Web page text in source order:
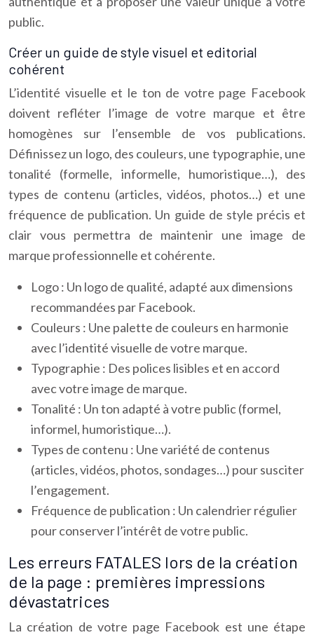
public.
Créer un guide de style visuel et editorial
cohérent
L’identité visuelle et le ton de votre page Facebook
doivent refléter l’image de votre marque et être
homogènes sur l’ensemble de vos publications.
Définissez un logo, des couleurs, une typographie, une
tonalité (formelle, informelle, humoristique…), des
types de contenu (articles, vidéos, photos…) et une
fréquence de publication. Un guide de style précis et
clair vous permettra de maintenir une image de
marque professionnelle et cohérente.
Logo : Un logo de qualité, adapté aux dimensions
recommandées par Facebook.
Couleurs : Une palette de couleurs en harmonie
avec l’identité visuelle de votre marque.
Typographie : Des polices lisibles et en accord
avec votre image de marque.
Tonalité : Un ton adapté à votre public (formel,
informel, humoristique…).
Types de contenu : Une variété de contenus
(articles, vidéos, photos, sondages…) pour susciter
l’engagement.
Fréquence de publication : Un calendrier régulier
pour conserver l’intérêt de votre public.
Les erreurs FATALES lors de la création
de la page : premières impressions
dévastatrices
La création de votre page Facebook est une étape